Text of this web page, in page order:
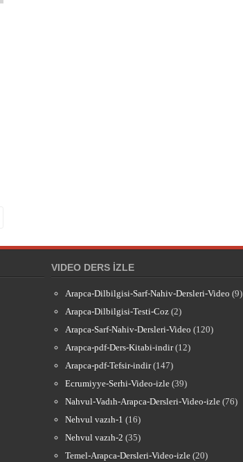
VIDEO DERS İZLE
Arapca-Dilbilgisi-Sarf-Nahiv-Dersleri-Video (9)
Arapca-Dilbilgisi-Testi-Coz (2)
Arapca-Sarf-Nahiv-Dersleri-Video (120)
Arapca-pdf-Ders-Kitabi-indir (12)
Arapca-pdf-Tefsir-indir (147)
Ecrumiyye-Serhi-Video-izle (39)
Nahvul-Vadıh-Arapca-Dersleri-Video-izle (76)
Nehvul vazıh-1 (16)
Nehvul vazıh-2 (35)
Temel-Arapca-Dersleri-Video-izle (20)